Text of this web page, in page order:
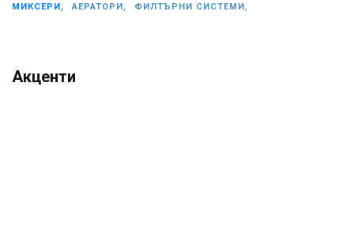
МИКСЕРИ, АЕРАТОРИ, ФИЛТЪРНИ СИСТЕМИ,
Акценти